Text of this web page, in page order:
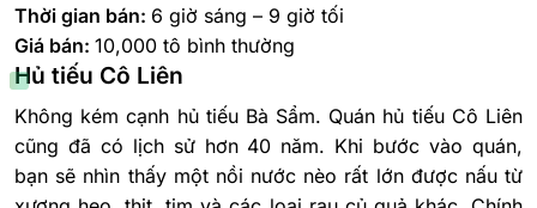
Thời gian bán: 6 giờ sáng – 9 giờ tối
Giá bán: 10,000 tô bình thường
Hủ tiếu Cô Liên
Không kém cạnh hủ tiếu Bà Sẩm. Quán hủ tiếu Cô Liên
cũng đã có lịch sử hơn 40 năm. Khi bước vào quán,
bạn sẽ nhìn thấy một nồi nước nèo rất lớn được nấu từ